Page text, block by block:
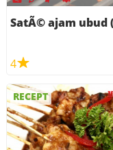
SatÃ© ajam
4
RECEPT